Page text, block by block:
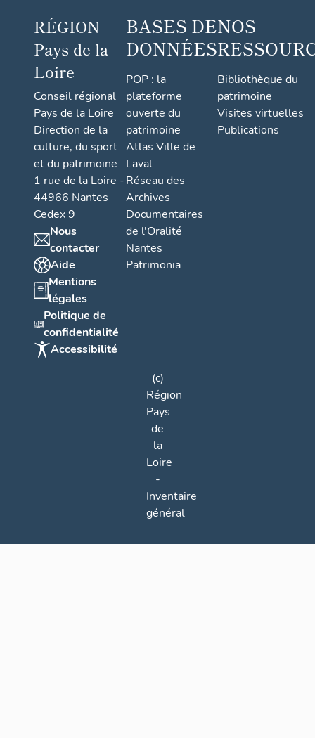
RÉGION
Pays de la
Loire
Conseil régional
Pays de la Loire
Direction de la
culture, du sport
et du patrimoine
1 rue de la Loire -
44966 Nantes
Cedex 9
Nous
contacter
Aide
Mentions
légales
Politique de
confidentialité
Accessibilité
BASES DE
DONNÉES
POP : la
plateforme
ouverte du
patrimoine
Atlas Ville de
Laval
Réseau des
Archives
Documentaires
de l'Oralité
Nantes
Patrimonia
NOS
Bibliothèque du
patrimoine
Visites virtuelles
Publications
(c)
Région
Pays
de
la
Loire
-
Inventaire
général